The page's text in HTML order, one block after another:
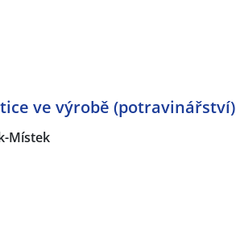
ve výrobě (potravinářství)
Místek